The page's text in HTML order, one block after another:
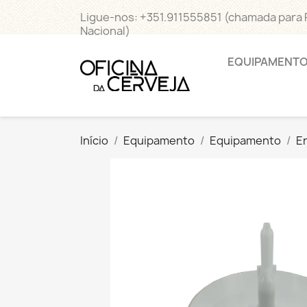
Ligue-nos: +351.911555851 (chamada para
Nacional)
Início Equipamento Equipamento